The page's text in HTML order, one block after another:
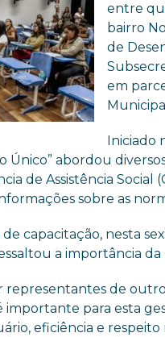
entre
bairro
de
em
Iniciado
Único” abordou
de Assistência Social
sobre as
capacitação, nesta
a importância
de
importante para esta
eficiência e